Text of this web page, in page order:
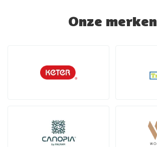
Onze merken